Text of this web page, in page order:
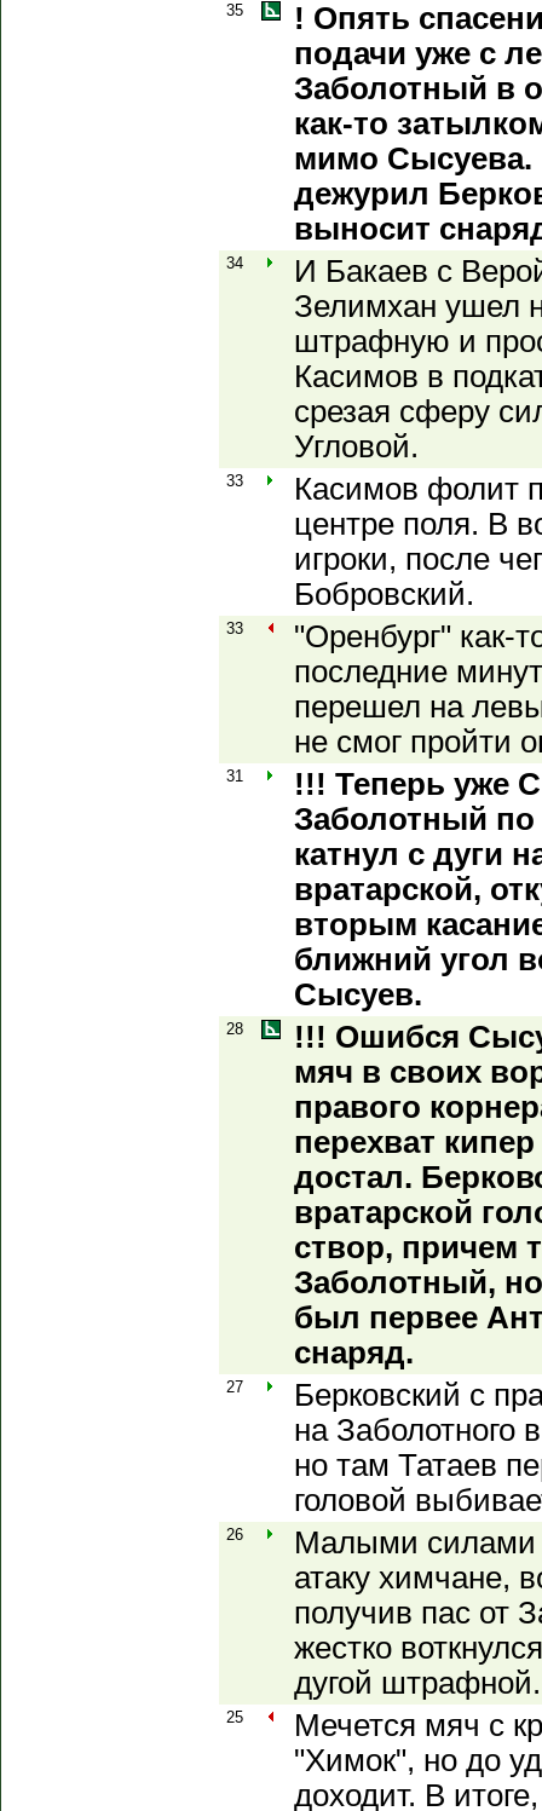
35
! Опять
подачи уже с
Заболотный в
как-то
мимо Сысуева.
дежурил
выносит
34
И Бакаев с
Зелимхан ушел
штрафную и
Касимов в
срезая сферу
Угловой.
33
Касимов фолит
центре поля. В
игроки, после
Бобровский.
33
"Оренбург" как-
последние
перешел на
не смог пройти
31
!!! Теперь уже
Заболотный по
катнул с дуги
вратарской,
вторым
ближний угол
Сысуев.
28
!!! Ошибся
мяч в своих
правого
перехват
достал.
вратарской
створ, причем
Заболотный,
был первее
снаряд.
27
Берковский с
на Заболотного
но там Татаев
головой
26
Малыми силами
атаку химчане,
получив пас от
жестко
дугой
25
Мечется мяч с
"Химок", но до
доходит. В